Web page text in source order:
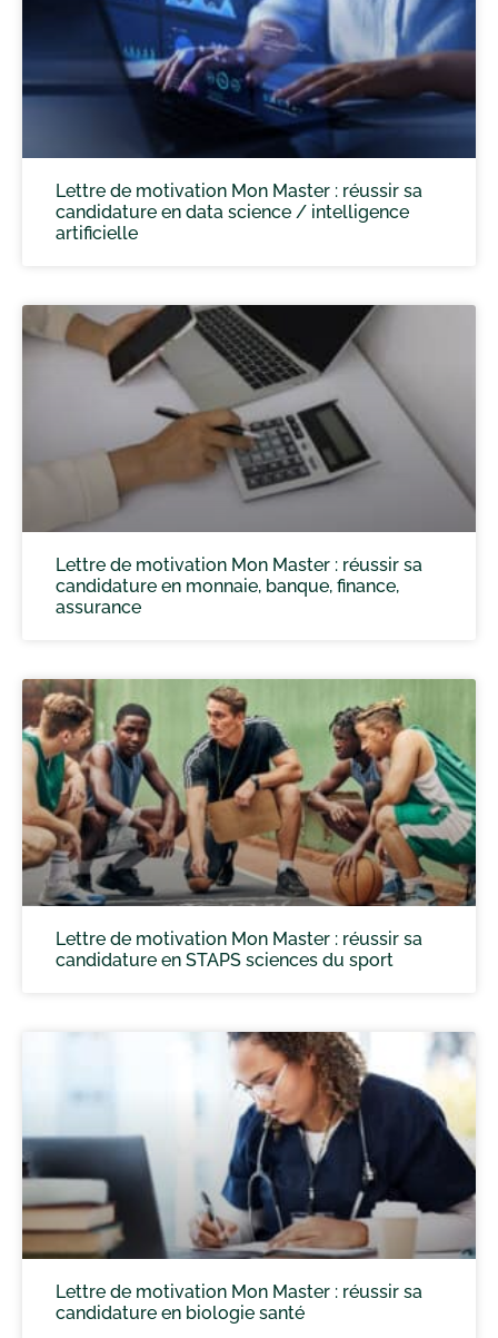
Lettre de motivation Mon Master : réussir sa
candidature en data science / intelligence
artificielle
Lettre de motivation Mon Master : réussir sa
candidature en monnaie, banque, finance,
assurance
Lettre de motivation Mon Master : réussir sa
candidature en STAPS sciences du sport
Lettre de motivation Mon Master : réussir sa
candidature en biologie santé